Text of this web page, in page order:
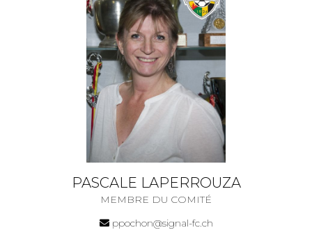
PASCALE LAPERROUZA
MEMBRE DU COMITÉ
ppochon@signal-fc.ch